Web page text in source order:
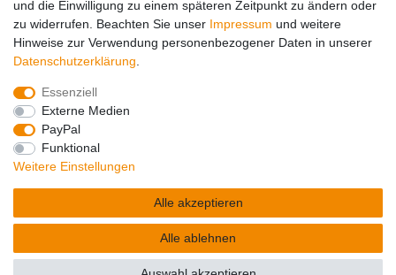
Impressum Daten­schutz­erklärung AGB
und die Einwilligung zu einem späteren Zeitpunkt zu ändern oder
zu widerrufen. Beachten Sie unser Impressum und weitere
Hinweise zur Verwendung personenbezogener Daten in unserer
Daten­schutz­erklärung
Essenziell
Externe Medien
PayPal
Funktional
Weitere Einstellungen
Alle akzeptieren
Alle ablehnen
© Copyright 2026 | Alle Rechte vorbehalten.
Alle Preise inklusive gesetzlicher Mehrwertsteuer und
zuzüglich Versandkosten